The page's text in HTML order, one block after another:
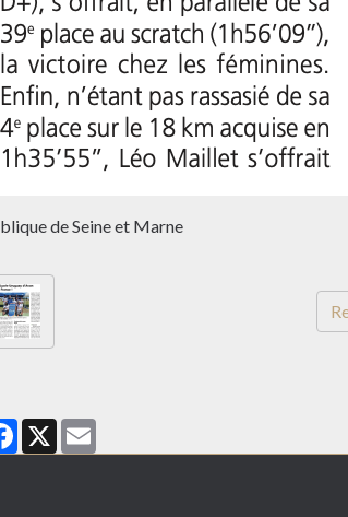
de Seine et Marne
Facebook
X